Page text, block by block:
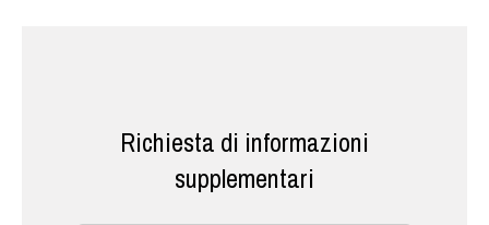
Richiesta di informazioni
supplementari